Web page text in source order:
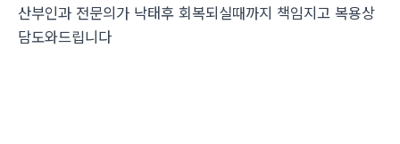
산부인과 전문의가 낙태후 회복되실때까지 책임지고 복용상
담도와드립니다